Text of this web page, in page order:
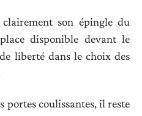
son épingle du
disponible devant le
liberté dans le choix des
portes coulissantes, il reste